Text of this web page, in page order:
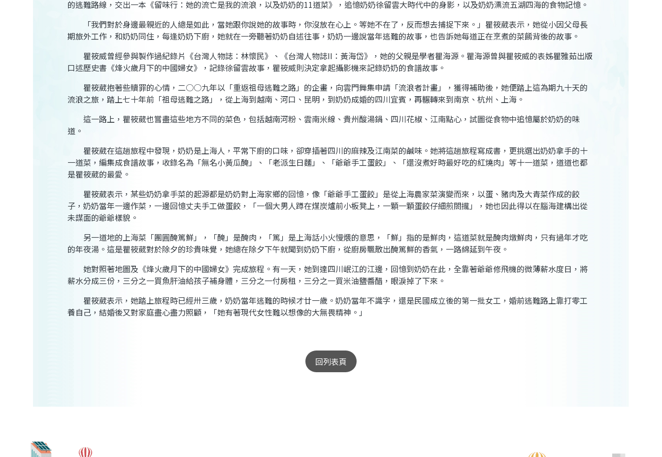
的逃難路線，交出一本《留味行：她的流亡是我的流浪，以及奶奶的11道菜》，追憶奶奶徐留雲大時代中的身影，以及奶奶漂流五湖四海的食物記憶。
「我們對於身邊最親近的人總是如此，當她跟你說她的故事時，你沒放在心上。等她不在了，反而想去捕捉下來。」瞿筱葳表示，她從小因父母長
期旅外工作，和奶奶同住，每逢奶奶下廚，她就在一旁聽著奶奶自述往事，奶奶一邊說當年逃難的故事，也告訴她每道正在烹煮的菜餚背後的故事。
瞿筱威曾經參與製作過紀錄片《台灣人物誌：林懷民》、《台灣人物誌II：黃海岱》，她的父親是學者瞿海源。瞿海源曾與瞿筱威的表姊瞿雅茹出版
口述歷史書《烽火歲月下的中國婦女》，記錄徐留雲故事，瞿筱威則決定拿起攝影機來記錄奶奶的食譜故事。
瞿筱葳抱著些贖罪的心情，二○○九年以「重返祖母逃難之路」的企畫，向雲門舞集申請「流浪者計畫」，獲得補助後，她便踏上這為期九十天的
流浪之旅，踏上七十年前「祖母逃難之路」，從上海到越南、河口、昆明，到奶奶成婚的四川宜賓，再輾轉來到南京、杭州、上海。
這一路上，瞿筱葳也嘗盡這些地方不同的菜色，包括越南河粉、雲南米線、貴州酸湯鍋、四川花椒、江南點心，試圖從食物中追憶屬於奶奶的味
道。
瞿筱葳在這趟旅程中發現，奶奶是上海人，平常下廚的口味，卻穿插著四川的麻辣及江南菜的鹹味。她將這趟旅程寫成書，更挑選出奶奶拿手的十
一道菜，編集成食譜故事，收錄名為「無名小黃瓜醃」、「老派生日麵」、「爺爺手工蛋餃」、「還沒煮好時最好吃的紅燒肉」等十一道菜，道道也都
是瞿筱葳的最愛。
瞿筱葳表示，某些奶奶拿手菜的起源都是奶奶對上海家鄉的回憶，像「爺爺手工蛋餃」是從上海農家菜演變而來，以蛋、豬肉及大青菜作成的餃
子，奶奶當年一邊作菜，一邊回憶丈夫手工做蛋餃，「一個大男人蹲在煤炭爐前小板凳上，一顆一顆蛋餃仔細煎閤攏」，她也因此得以在腦海建構出從
未謀面的爺爺樣貌。
另一道地的上海菜「團圓醃篤鮮」，「醃」是醃肉，「篤」是上海話小火慢煨的意思，「鮮」指的是鮮肉，這道菜就是醃肉燉鮮肉，只有過年才吃
的年夜湯。這是瞿筱葳對於除夕的珍貴味覺，她總在除夕下午就聞到奶奶下廚，從廚房飄散出醃篤鮮的香氣，一路綿延到午夜。
她對照著地圖及《烽火歲月下的中國婦女》完成旅程。有一天，她到達四川岷江的江邊，回憶到奶奶在此，全靠著爺爺修飛機的微薄薪水度日，將
薪水分成三份，三分之一買魚肝油給孩子補身體，三分之一付房租，三分之一買米油鹽醬醋，眼淚掉了下來。
瞿筱葳表示，她踏上旅程時已經卅三歲，奶奶當年逃難的時候才廿一歲。奶奶當年不識字，還是民國成立後的第一批女工，婚前逃難路上靠打零工
養自己，結婚後又對家庭盡心盡力照顧，「她有著現代女性難以想像的大無畏精神。」
回列表頁